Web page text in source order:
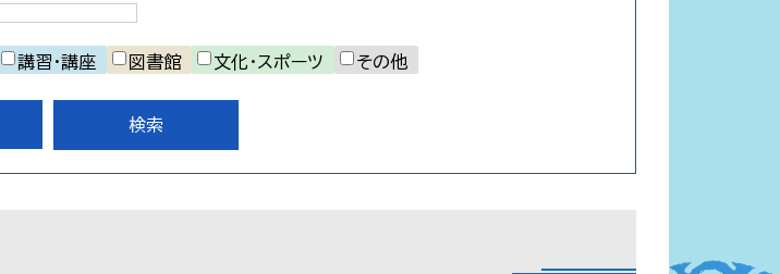
講習・講座 図書館 文化・スポーツ その他